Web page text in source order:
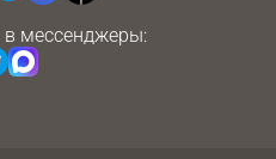
мессенджеры: